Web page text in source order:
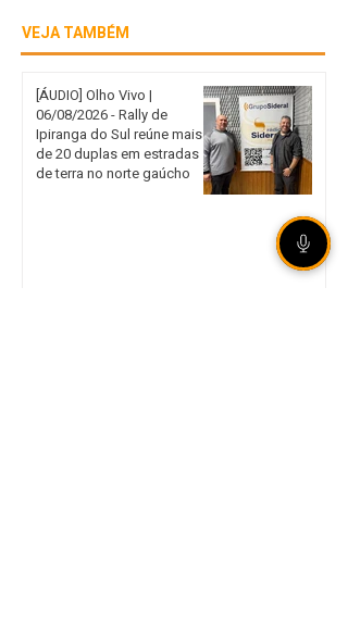
VEJA TAMBÉM
[ÁUDIO] Olho Vivo |
06/08/2026 - Rally de
Ipiranga do Sul reúne mais
de 20 duplas em estradas
de terra no norte gaúcho